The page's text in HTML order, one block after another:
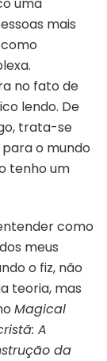
uma
mais
no fato de
lendo. De
trata-se
o mundo
tenho um
como
meus
o fiz, não
teoria, mas
Magical
A
da